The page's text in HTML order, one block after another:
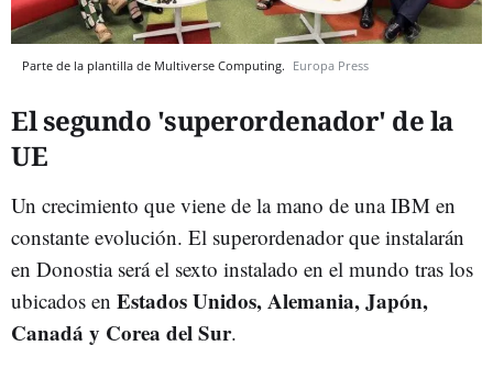
Parte de la plantilla de Multiverse Computing. Europa Press
El segundo 'superordenador' de la
UE
Un crecimiento que viene de la mano de una IBM en
constante evolución. El superordenador que instalarán
en Donostia será el sexto instalado en el mundo tras los
ubicados en Estados Unidos, Alemania, Japón,
Canadá y Corea del Sur.